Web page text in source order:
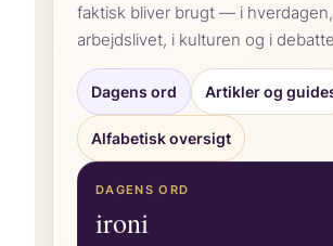
faktisk bliver brugt — i
arbejdslivet, i kulturen og i
Dagens ord Artikler og
Alfabetisk oversigt
DAGENS ORD
ironi